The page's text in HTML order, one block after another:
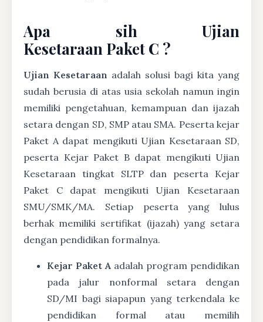
Apa sih Ujian
Kesetaraan Paket C ?
Ujian Kesetaraan adalah solusi bagi kita yang
sudah berusia di atas usia sekolah namun ingin
memiliki pengetahuan, kemampuan dan ijazah
setara dengan SD, SMP atau SMA. Peserta kejar
Paket A dapat mengikuti Ujian Kesetaraan SD,
peserta Kejar Paket B dapat mengikuti Ujian
Kesetaraan tingkat SLTP dan peserta Kejar
Paket C dapat mengikuti Ujian Kesetaraan
SMU/SMK/MA. Setiap peserta yang lulus
berhak memiliki sertifikat (ijazah) yang setara
dengan pendidikan formalnya.
Kejar Paket A adalah program pendidikan
pada jalur nonformal setara dengan
SD/MI bagi siapapun yang terkendala ke
pendidikan formal atau memilih